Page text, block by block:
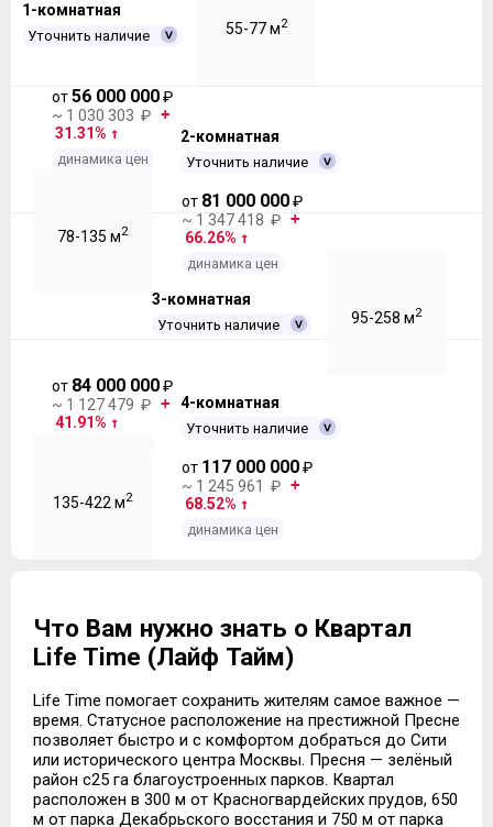
1-комнатная
Уточнить наличие 55-77 м2
от56 000 000₽
~ 1 030 303 ₽
31.31%
динамика цен
2-комнатная
Уточнить наличие
78-135 м2
от 81 000 000₽
~ 1 347 418 ₽
66.26%
динамика цен
3-комнатная
Уточнить наличие 95-258 м2
от 84 000 000₽
~ 1 127 479 ₽
41.91%
4-комнатная
Уточнить наличие
135-422 м2
от 117 000 000₽
~ 1 245 961 ₽
68.52%
динамика цен
Что Вам нужно знать о Квартал
Life Time (Лайф Тайм)
Life Time помогает сохранить жителям самое важное —
время. Статусное расположение на престижной Пресне
позволяет быстро и с комфортом добраться до Сити
или исторического центра Москвы. Пресня — зелёный
район с25 га благоустроенных парков. Квартал
расположен в 300 м от Красногвардейских прудов, 650
м от парка Декабрьского восстания и 750 м от парка